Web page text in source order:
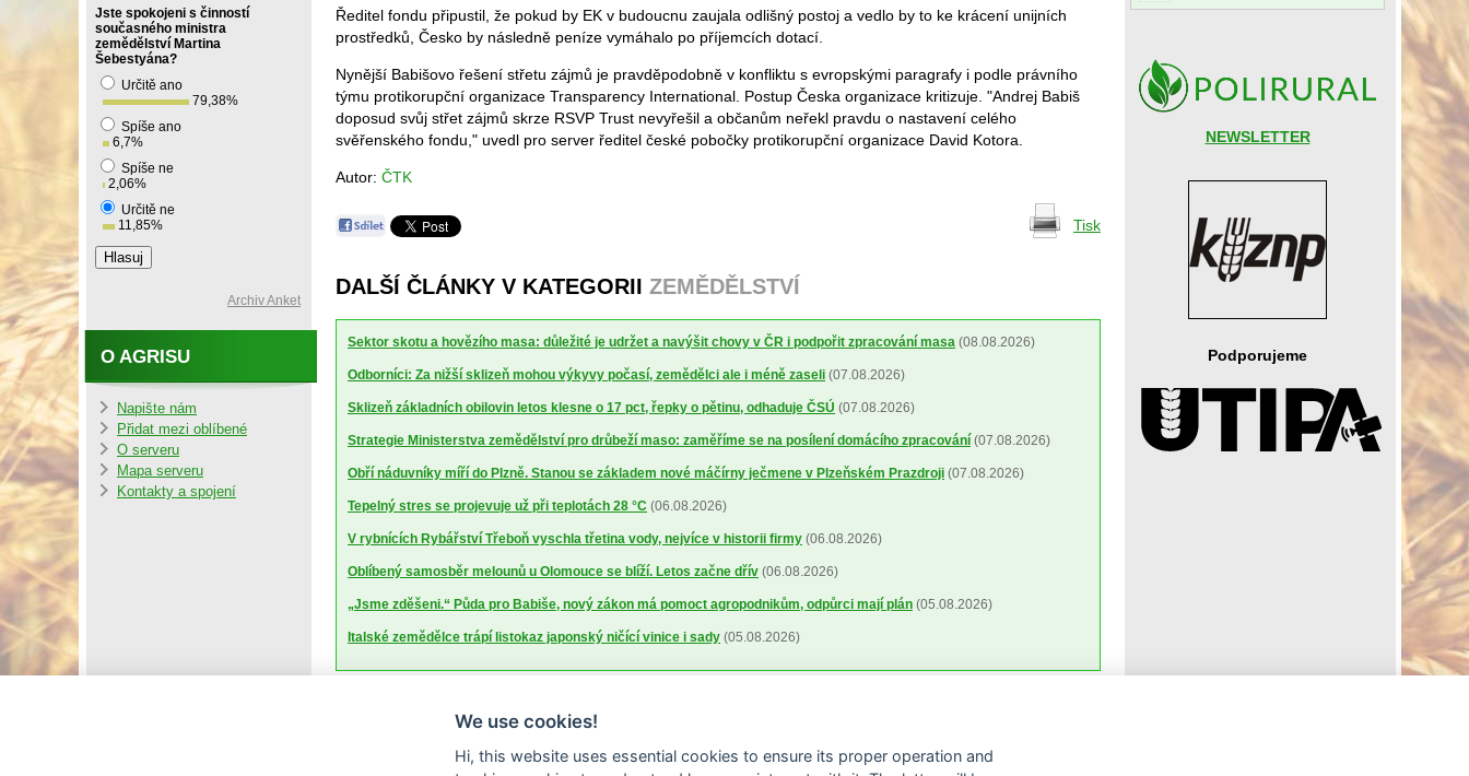
Ředitel fondu připustil, že pokud by EK v budoucnu zaujala odlišný postoj a vedlo by to ke krácení unijních
prostředků, Česko by následně peníze vymáhalo po příjemcích dotací.
Nynější Babišovo řešení střetu zájmů je pravděpodobně v konfliktu s evropskými paragrafy i podle právního
týmu protikorupční organizace Transparency International. Postup Česka organizace kritizuje. "Andrej Babiš
doposud svůj střet zájmů skrze RSVP Trust nevyřešil a občanům neřekl pravdu o nastavení celého
svěřenského fondu," uvedl pro server ředitel české pobočky protikorupční organizace David Kotora.
Autor: ČTK
Tisk
DALŠÍ ČLÁNKY V KATEGORII ZEMĚDĚLSTVÍ
Sektor skotu a hovězího masa: důležité je udržet a navýšit chovy v ČR i podpořit zpracování masa (08.08.2026)
Odborníci: Za nižší sklizeň mohou výkyvy počasí, zemědělci ale i méně zaseli (07.08.2026)
Sklizeň základních obilovin letos klesne o 17 pct, řepky o pětinu, odhaduje ČSÚ (07.08.2026)
Strategie Ministerstva zemědělství pro drůbeží maso: zaměříme se na posílení domácího zpracování (07.08.2026)
Obří náduvníky míří do Plzně. Stanou se základem nové máčírny ječmene v Plzeňském Prazdroji (07.08.2026)
Tepelný stres se projevuje už při teplotách 28 °C (06.08.2026)
V rybnících Rybářství Třeboň vyschla třetina vody, nejvíce v historii firmy (06.08.2026)
Oblíbený samosběr melounů u Olomouce se blíží. Letos začne dřív (06.08.2026)
„Jsme zděšeni.“ Půda pro Babiše, nový zákon má pomoct agropodnikům, odpůrci mají plán (05.08.2026)
Italské zemědělce trápí listokaz japonský ničící vinice i sady (05.08.2026)
NEWSLETTER
Podporujeme
Jste spokojeni s činností
současného ministra
zemědělství Martina
Šebestyána?
Určitě ano
79,38%
Spíše ano
6,7%
Spíše ne
2,06%
Určitě ne
11,85%
Archiv Anket
O AGRISU
Napište nám
Přidat mezi oblíbené
O serveru
Mapa serveru
Kontakty a spojení
spolupráce
We use cookies!
Hi, this website uses essential cookies to ensure its proper operation and